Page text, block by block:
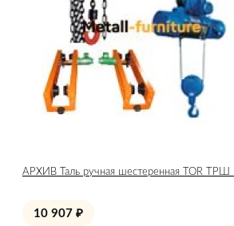
АРХИВ Таль ручная шестеренная TOR
10 907 ₽